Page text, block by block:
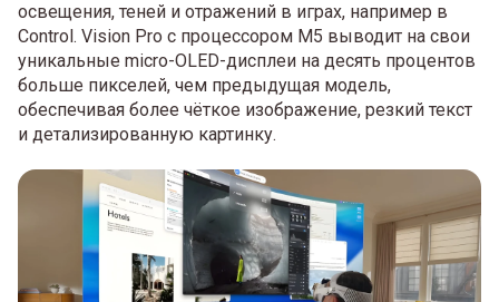
освещения, теней и отражений в играх, например в
Control. Vision Pro с процессором M5 выводит на свои
уникальные micro-OLED-дисплеи на десять процентов
больше пикселей, чем предыдущая модель,
обеспечивая более чёткое изображение, резкий текст
и детализированную картинку.